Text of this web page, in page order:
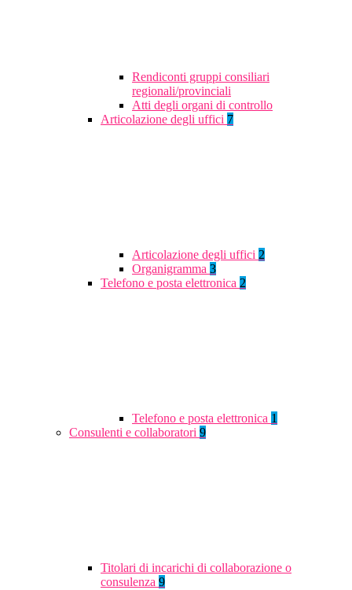
Rendiconti gruppi consiliari
regionali/provinciali
Atti degli organi di controllo
Articolazione degli uffici 7
Articolazione degli uffici 2
Organigramma 3
Telefono e posta elettronica 2
Telefono e posta elettronica 1
Consulenti e collaboratori 9
Titolari di incarichi di collaborazione o
consulenza 9